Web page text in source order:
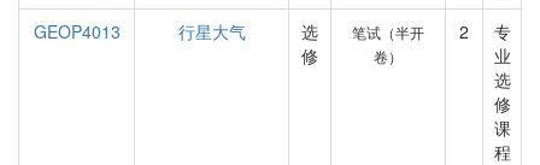
GEOP4013
行星大气
选
修
笔试（半开
卷）
2
专
业
选
修
课
程